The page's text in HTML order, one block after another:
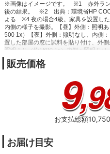
※画像はイメージです。
※1 赤外ラン
後の結果。
※2 出典：環境省HP
よる
※4 夜の場合4級。家具を設置し
内側の様子を撮影。【昼】外側：照明
500 1x）【夜】外側：照明なし、内側：
置した部屋の窓に試料を貼り付け、外
照明あり（約1600 1x）内側：照明あ
側：照明あり（約500 1x）
る。
※7 JIS L 1902による。
販売価格
9
お支払総額
お届け目安